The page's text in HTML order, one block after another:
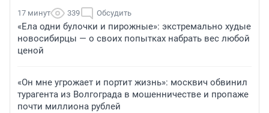
17 минут 339 Обсудить
«Ела одни булочки и пирожные»: экстремально худые
новосибирцы — о своих попытках набрать вес любой
ценой
«Он мне угрожает и портит жизнь»: москвич обвинил
турагента из Волгограда в мошенничестве и пропаже
почти миллиона рублей